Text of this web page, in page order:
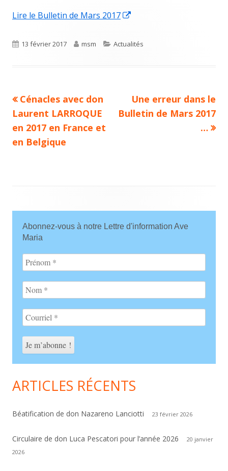
Lire le Bulletin de Mars 2017
a
Published
13 février 2017 Author
msm Categories
Actualités
Navigation
de
l’article
Previous
article:
Cénacles avec don
Laurent LARROQUE
en 2017 en France et
en Belgique
Next
article:
Une erreur dans le
Bulletin de Mars 2017
…
Main
Sidebar
Abonnez-vous à notre Lettre d'information Ave
Maria
ARTICLES RÉCENTS
Béatification de don Nazareno Lanciotti 23 février 2026
Circulaire de don Luca Pescatori pour l’année 2026
20 janvier
2026